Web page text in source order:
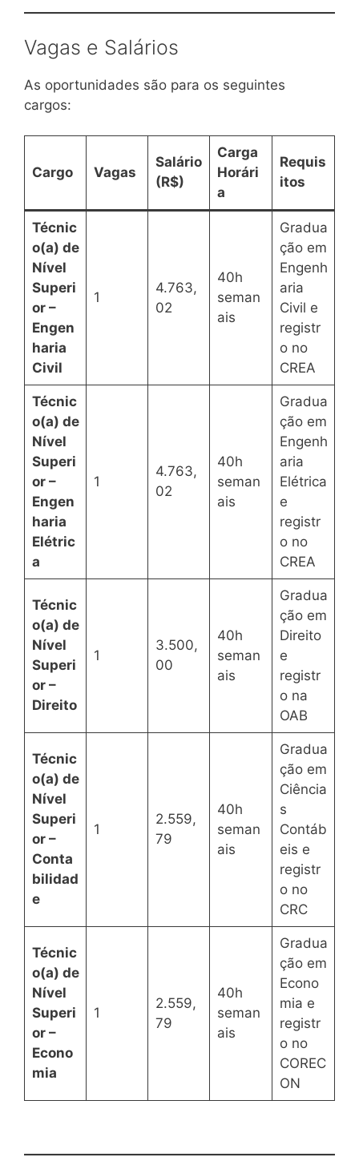
Vagas e Salários
As oportunidades são para os seguintes
cargos:
Cargo Vagas
Salário
(R$)
Carga
Horári
a
Requis
itos
Técnic
o(a) de
Nível
Superi
or –
Engen
haria
Civil
1
4.763,
02
40h
seman
ais
Gradua
ção em
Engenh
aria
Civil e
registr
o no
CREA
Técnic
o(a) de
Nível
Superi
or –
Engen
haria
Elétric
a
1
4.763,
02
40h
seman
ais
Gradua
ção em
Engenh
aria
Elétrica
e
registr
o no
CREA
Técnic
o(a) de
Nível
Superi
or –
Direito
1
3.500,
00
40h
seman
ais
Gradua
ção em
Direito
e
registr
o na
OAB
Técnic
o(a) de
Nível
Superi
or –
Conta
bilidad
e
1
2.559,
79
40h
seman
ais
Gradua
ção em
Ciência
s
Contáb
eis e
registr
o no
CRC
Técnic
o(a) de
Nível
Superi
or –
Econo
mia
1
2.559,
79
40h
seman
ais
Gradua
ção em
Econo
mia e
registr
o no
COREC
ON